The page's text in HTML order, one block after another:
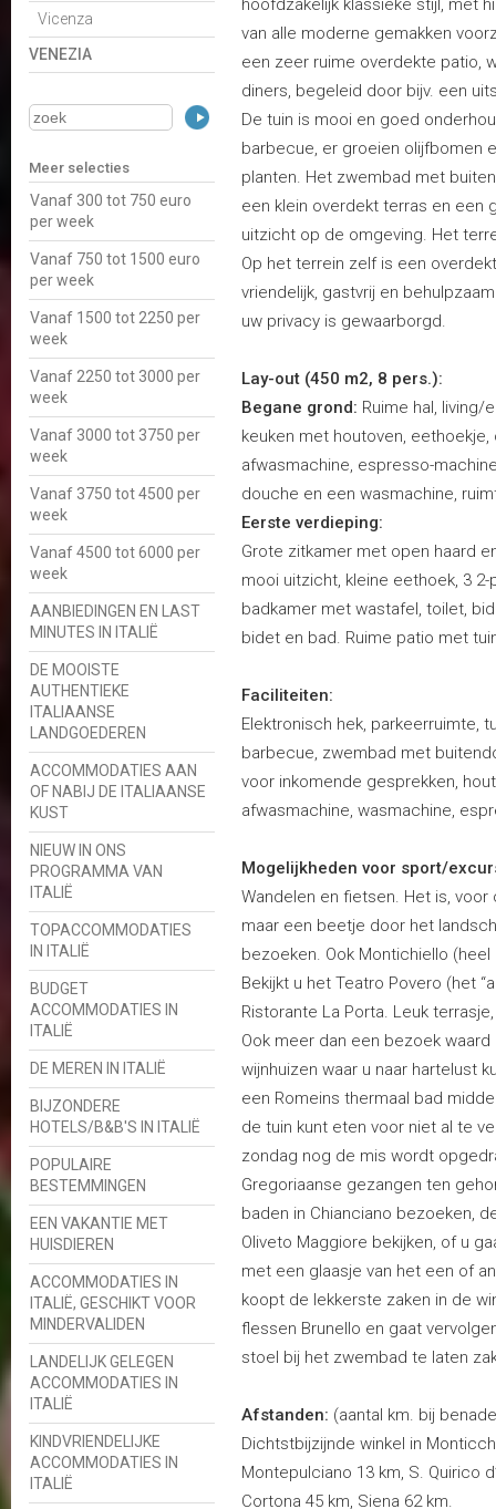
Vicenza
VENEZIA
Meer selecties
Vanaf 300 tot 750 euro
per week
Vanaf 750 tot 1500 euro
per week
Vanaf 1500 tot 2250 per
week
Vanaf 2250 tot 3000 per
week
Vanaf 3000 tot 3750 per
week
Vanaf 3750 tot 4500 per
week
Vanaf 4500 tot 6000 per
week
AANBIEDINGEN EN LAST
MINUTES IN ITALIË
DE MOOISTE
AUTHENTIEKE
ITALIAANSE
LANDGOEDEREN
ACCOMMODATIES AAN
OF NABIJ DE ITALIAANSE
KUST
NIEUW IN ONS
PROGRAMMA VAN
ITALIË
TOPACCOMMODATIES
IN ITALIË
BUDGET
ACCOMMODATIES IN
ITALIË
DE MEREN IN ITALIË
BIJZONDERE
HOTELS/B&B'S IN ITALIË
POPULAIRE
BESTEMMINGEN
EEN VAKANTIE MET
HUISDIEREN
ACCOMMODATIES IN
ITALIË, GESCHIKT VOOR
MINDERVALIDEN
LANDELIJK GELEGEN
ACCOMMODATIES IN
ITALIË
KINDVRIENDELIJKE
ACCOMMODATIES IN
ITALIË
hoofdzakelijk klassieke stijl, met
van alle moderne gemakken
een zeer ruime overdekte patio,
diners, begeleid door bijv. een
De tuin is mooi en goed
barbecue, er groeien olijfbomen
planten. Het zwembad met
een klein overdekt terras en een
uitzicht op de omgeving. Het
Op het terrein zelf is een
vriendelijk, gastvrij en
uw privacy is gewaarborgd.
Lay-out (450 m2, 8 pers.):
Begane grond: Ruime hal, living/
keuken met houtoven,
afwasmachine, espresso-
douche en een wasmachine,
Eerste verdieping:
Grote zitkamer met open haard
mooi uitzicht, kleine eethoek, 3
badkamer met wastafel, toilet,
bidet en bad. Ruime patio met
Faciliteiten:
Elektronisch hek, parkeerruimte,
barbecue, zwembad met
voor inkomende gesprekken,
afwasmachine, wasmachine,
Mogelijkheden voor sport/
Wandelen en fietsen. Het is,
maar een beetje door het
bezoeken. Ook Montichiello
Bekijkt u het Teatro Povero (het
Ristorante La Porta. Leuk
Ook meer dan een bezoek
wijnhuizen waar u naar hartelust
een Romeins thermaal bad
de tuin kunt eten voor niet al te
zondag nog de mis wordt
Gregoriaanse gezangen ten
baden in Chianciano bezoeken,
Oliveto Maggiore bekijken, of u
met een glaasje van het een of
koopt de lekkerste zaken in de
flessen Brunello en gaat
stoel bij het zwembad te laten
Afstanden: (aantal km. bij
Dichtstbijzijnde winkel in
Montepulciano 13 km, S. Quirico
Cortona 45 km, Siena 62 km.